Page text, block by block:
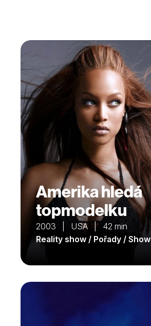
Amerika hledá
topmodelku
2003 | USA | 42 min
Reality show / Pořady / Show